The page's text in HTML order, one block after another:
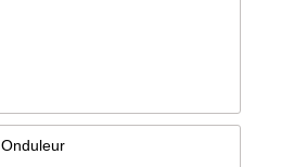
Onduleur